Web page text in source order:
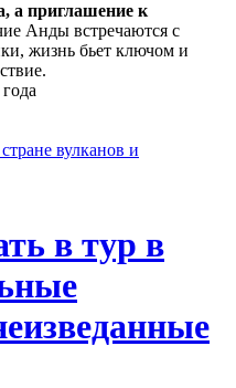
а приглашение к
Анды встречаются с
жизнь бьет ключом и
вулканов и
в тур в